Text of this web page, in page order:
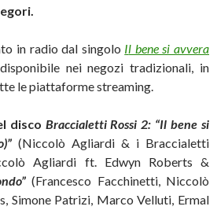
in radio dal singolo Il bene si avvera
nei negozi tradizionali, in
le piattaforme streaming.
disco Braccialetti Rossi 2: “Il bene si
(Niccolò Agliardi & i Braccialetti
Agliardi ft. Edwyn Roberts &
(Francesco Facchinetti, Niccolò
Simone Patrizi, Marco Velluti, Ermal